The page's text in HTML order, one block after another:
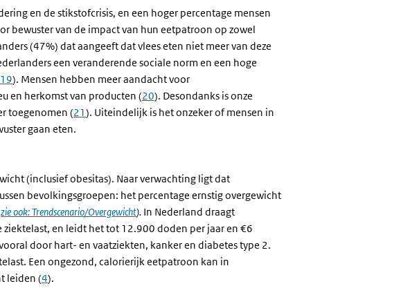
en de stikstofcrisis, en een hoger percentage mensen
bewuster van de impact van hun eetpatroon op zowel
(47%) dat aangeeft dat vlees eten niet meer van deze
een veranderende sociale norm en een hoge
19). Mensen hebben meer aandacht voor
en herkomst van producten (20). Desondanks is onze
toegenomen (21). Uiteindelijk is het onzeker of mensen in
gaan eten.
(inclusief obesitas). Naar verwachting ligt dat
bevolkingsgroepen: het percentage ernstig overgewicht
zie ook: Trendscenario/Overgewicht). In Nederland draagt
en leidt het tot 12.900 doden per jaar en €6
door hart- en vaatziekten, kanker en diabetes type 2.
Een ongezond, calorierijk eetpatroon kan in
leiden (4).